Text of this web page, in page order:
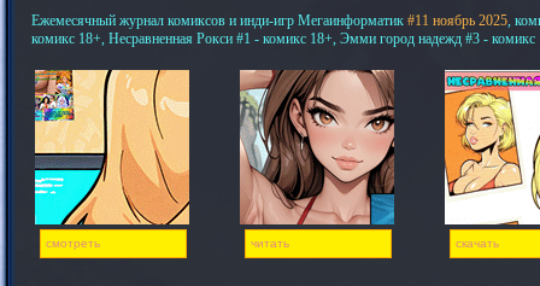
Ежемесячный журнал комиксов и инди-игр Мегаинформатик #11 ноябрь 2025,
комикс 18+, Несравненная Рокси #1 - комикс 18+, Эмми город надежд #3 - комикс
смотреть читать скачать